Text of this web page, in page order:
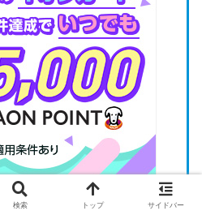
規申込みの上、イオンウ
検索 トップ サイドバー